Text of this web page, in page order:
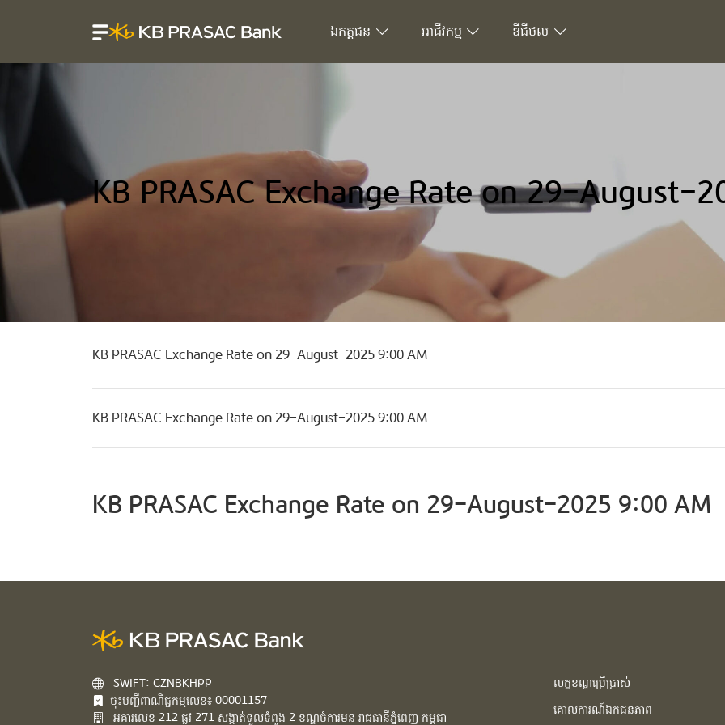
ឯកត្តជន អាជីវកម្ម ឌីជីថល
KB PRASAC Exchange Rate on 29-August-
KB PRASAC Exchange Rate on 29-August-2025 9:00 AM
KB PRASAC Exchange Rate on 29-August-2025 9:00 AM
KB PRASAC Exchange Rate on 29-August-2025 9:00 AM
SWIFT: CZNBKHPP
ចុះបញ្ជីពាណិជ្ជកម្មលេខ៖ 00001157
អគារ​លេខ​ 212 ផ្លូវ 271 សង្កាត់ទួលទំពូង 2 ខណ្ឌចំការមន រាជធានីភ្នំពេញ កម្ពុជា​
លក្ខខណ្ឌប្រើប្រាស់
គោលការណ៍ឯកជនភាព